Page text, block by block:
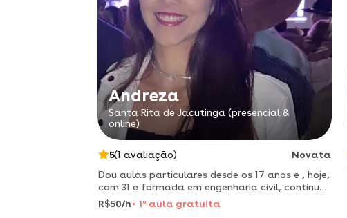
Andreza
Santa Rita de Jacutinga (presencial &
online)
5(1 avaliação)
Novata
Dou aulas particulares desde os 17 anos e , hoje,
com 31 e formada em engenharia civil, continuo
com as aulas por gostar e me sentir realizada
R$50/h 1 a aula gratuita